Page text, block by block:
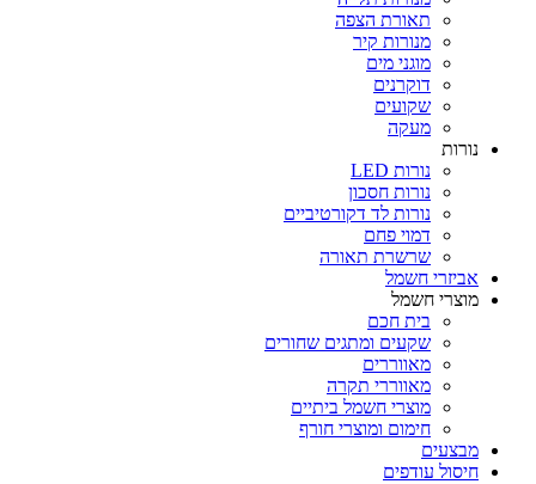
תאורת הצפה
מנורות קיר
מוגני מים
דוקרנים
שקועים
מעקה
נורות
נורות LED
נורות חסכון
נורות לד דקורטיביים
דמוי פחם
שרשרת תאורה
אביזרי חשמל
מוצרי חשמל
בית חכם
שקעים ומתגים שחורים
מאווררים
מאווררי תקרה
מוצרי חשמל ביתיים
חימום ומוצרי חורף
מבצעים
חיסול עודפים